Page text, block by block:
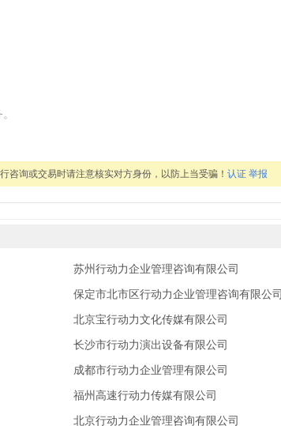
咨询或交易时请注意核实对方身份，以防上当受骗！ 认证 举报
苏州行动力企业管理咨询有限公司
保定市北市区行动力企业管理咨询有限公司
北京宝行动力文化传媒有限公司
长沙市行动力演出设备有限公司
成都市行动力企业管理有限公司
福州高速行动力传媒有限公司
北京行动力企业管理咨询有限公司